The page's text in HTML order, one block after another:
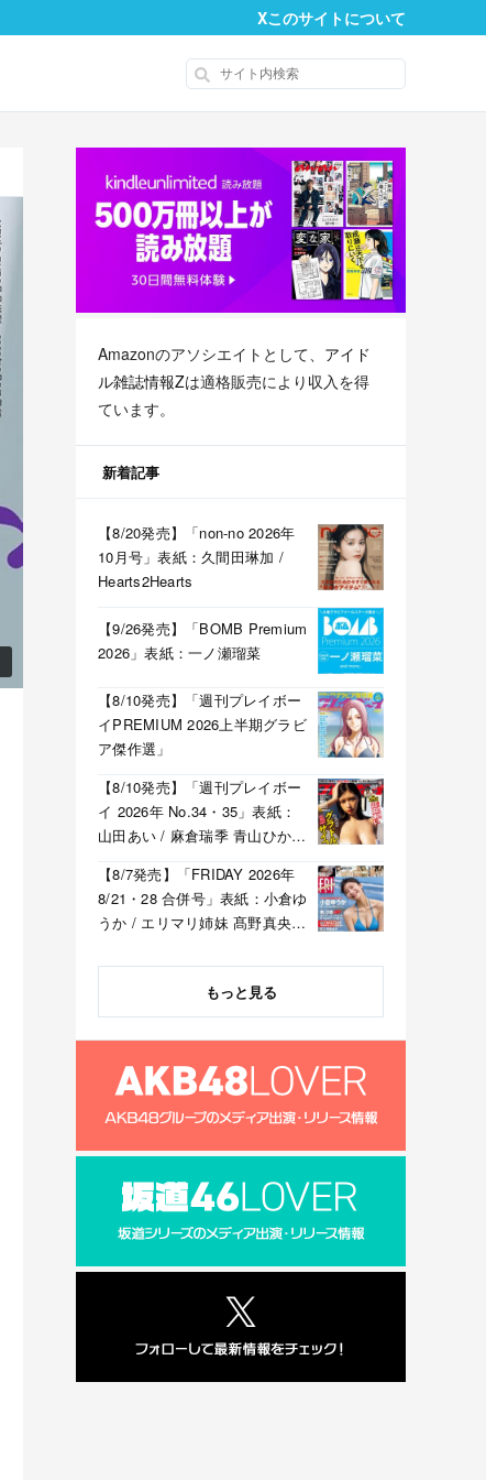
Xこのサイトについて
Amazonのアソシエイトとして、 アイド
ル雑誌情報Zは適格販売により収入を得
ています。
新着記事
【8/20発売】「non-no 2026年
10月号」表紙：久間田琳加 /
Hearts2Hearts
【9/26発売】「BOMB Premium
2026」表紙：一ノ瀬瑠菜
【8/10発売】「週刊プレイボー
イPREMIUM 2026上半期グラビ
ア傑作選」
【8/10発売】「週刊プレイボー
イ 2026年 No.34・35」表紙：
山田あい / 麻倉瑞季 青山ひかる
【8/7発売】「FRIDAY 2026年
8/21・28 合併号」表紙：小倉ゆ
うか / エリマリ姉妹 髙野真央
もっと見る